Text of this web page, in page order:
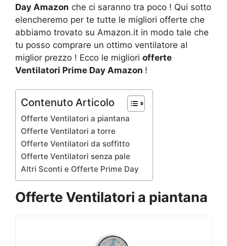
Day Amazon che ci saranno tra poco ! Qui sotto
elencheremo per te tutte le migliori offerte che
abbiamo trovato su Amazon.it in modo tale che
tu posso comprare un ottimo ventilatore al
miglior prezzo ! Ecco le migliori offerte
Ventilatori Prime Day Amazon !
Contenuto Articolo
Offerte Ventilatori a piantana
Offerte Ventilatori a torre
Offerte Ventilatori da soffitto
Offerte Ventilatori senza pale
Altri Sconti e Offerte Prime Day
Offerte Ventilatori a piantana